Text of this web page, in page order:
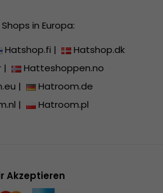
in Europa:
Hatshop.fi |
Hatshop.dk
|
Hatteshoppen.no
|
Hatroom.de
| Hatroom.pl
Akzeptieren